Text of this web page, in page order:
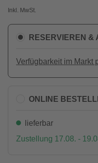
Inkl. MwSt.
RESERVIEREN &
Verfügbarkeit im Markt
ONLINE
lieferbar
Zustellung 17.08. -